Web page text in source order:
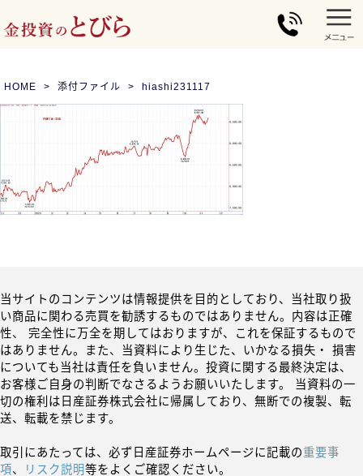
HOME 添付ファイル hiashi231117
当サイトのコンテンツは情報提供を目的としており、当社取り扱
い商品に関わる売買を勧誘するものではありません。内容は正確
性、 完全性に万全を期してはおりますが、これを保証するもので
はありません。また、当資料により生じた、いかなる損失・ 損害
についても当社は責任を負いません。投資に関する最終決定は、
お客様ご自身の判断でなさるようお願いいたします。 当資料の一
切の権利は日産証券株式会社に帰属しており、無断での複製、転
送、転載を禁じます。
取引にあたっては、必ず日産証券ホームページに記載の重要事
項、 リスク説明等をよくご確認ください。